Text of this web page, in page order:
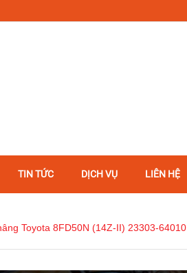
TIN TỨC DỊCH VỤ LIÊN HỆ
Toyota 8FD50N (14Z-II) 23303-64010